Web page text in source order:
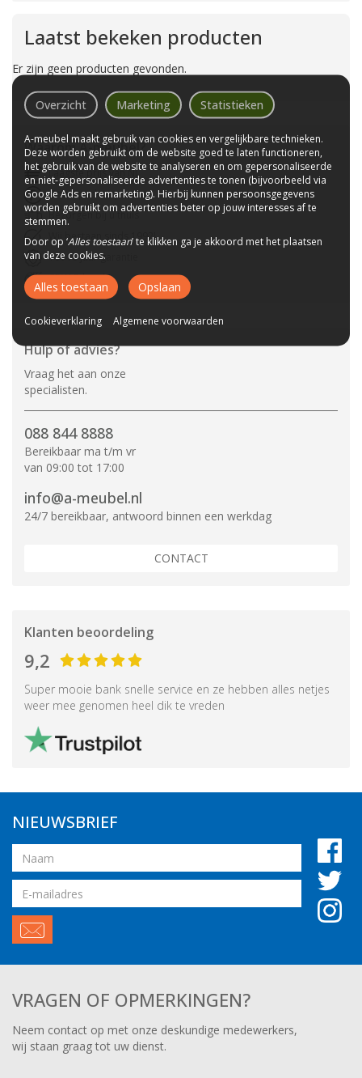
Laatst bekeken producten
Er zijn geen producten gevonden.
WaaromA-meubel?
Laagste prijs van NL
Gratis parkeerplaats
Bezorgen bij u thuis
Wij bestaan sinds 1992!
Tot 10 jaar garantie
CBW-Erkend
Hulp of advies?
Vraag het aan onze
specialisten.
088 844 8888
Bereikbaar ma t/m vr
van 09:00 tot 17:00
info@a-meubel.nl
24/7 bereikbaar, antwoord binnen een werkdag
CONTACT
Klanten beoordeling
9,2
Super mooie bank snelle service en ze hebben alles netjes
weer mee genomen heel dik te vreden
NIEUWSBRIEF
Naam
Email
adres
VRAGEN OF OPMERKINGEN?
Neem contact op met onze deskundige medewerkers,
wij staan graag tot uw dienst.
Overzicht Marketing Statistieken
A-meubel maakt gebruik van cookies en vergelijkbare technieken.
Deze worden gebruikt om de website goed te laten functioneren,
het gebruik van de website te analyseren en om gepersonaliseerde
en niet-gepersonaliseerde advertenties te tonen (bijvoorbeeld via
Google Ads en remarketing). Hierbij kunnen persoonsgegevens
worden gebruikt om advertenties beter op jouw interesses af te
stemmen.
Door op ‘Alles toestaan’ te klikken ga je akkoord met het plaatsen
van deze cookies.
Alles toestaan Opslaan
Cookieverklaring Algemene voorwaarden